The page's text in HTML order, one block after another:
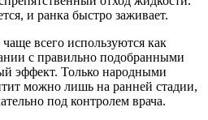
и ранка быстро заживает.
всего используются как
с правильно подобранными
эффект. Только народными
можно лишь на ранней стадии,
под контролем врача.